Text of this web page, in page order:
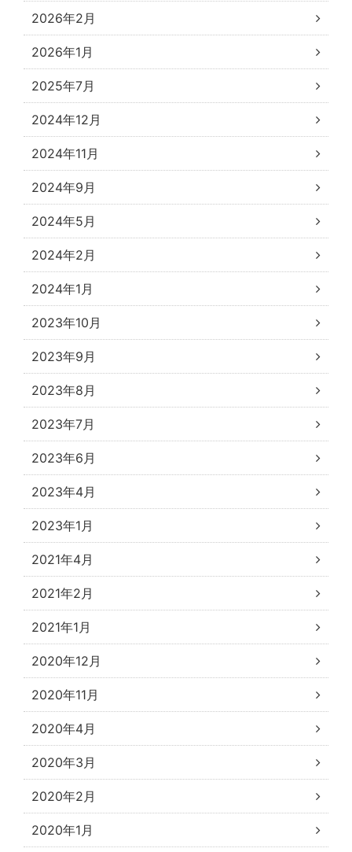
2026年2月
2026年1月
2025年7月
2024年12月
2024年11月
2024年9月
2024年5月
2024年2月
2024年1月
2023年10月
2023年9月
2023年8月
2023年7月
2023年6月
2023年4月
2023年1月
2021年4月
2021年2月
2021年1月
2020年12月
2020年11月
2020年4月
2020年3月
2020年2月
2020年1月